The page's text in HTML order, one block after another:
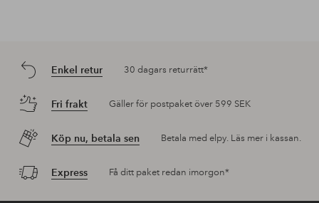
Enkel retur 30 dagars returrätt*
Fri frakt Gäller för postpaket över 599 SEK
Köp nu, betala sen Betala med elpy. Läs mer i kassan.
Express Få ditt paket redan imorgon*